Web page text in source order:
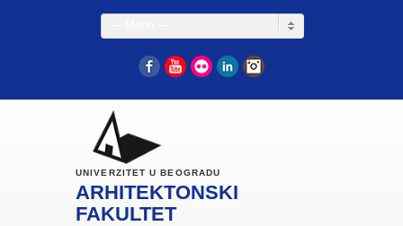
FacebookYouTube
Flickr LinkedIn
UNIVERZITET U BEOGRADU
ARHITEKTONSKI
FAKULTET